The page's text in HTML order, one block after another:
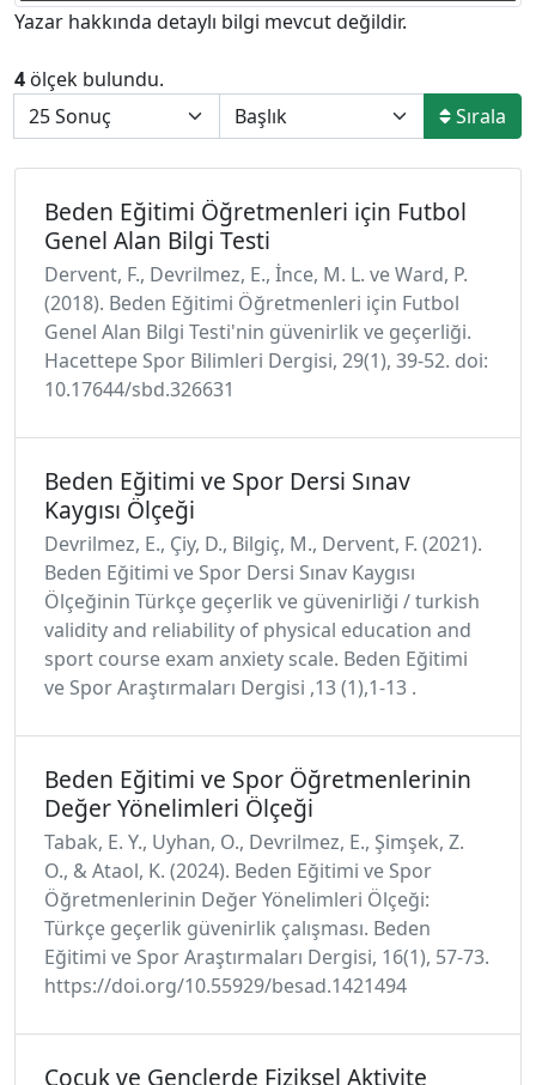
Yazar hakkında detaylı bilgi mevcut değildir.
4 ölçek bulundu.
Sırala
Beden Eğitimi Öğretmenleri için Futbol
Genel Alan Bilgi Testi
Dervent, F., Devrilmez, E., İnce, M. L. ve Ward, P.
(2018). Beden Eğitimi Öğretmenleri için Futbol
Genel Alan Bilgi Testi'nin güvenirlik ve geçerliği.
Hacettepe Spor Bilimleri Dergisi, 29(1), 39-52. doi:
10.17644/sbd.326631
Beden Eğitimi ve Spor Dersi Sınav
Kaygısı Ölçeği
Devrilmez, E., Çiy, D., Bilgiç, M., Dervent, F. (2021).
Beden Eğitimi ve Spor Dersi Sınav Kaygısı
Ölçeğinin Türkçe geçerlik ve güvenirliği / turkish
validity and reliability of physical education and
sport course exam anxiety scale. Beden Eğitimi
ve Spor Araştırmaları Dergisi ,13 (1),1-13 .
Beden Eğitimi ve Spor Öğretmenlerinin
Değer Yönelimleri Ölçeği
Tabak, E. Y., Uyhan, O., Devrilmez, E., Şimşek, Z.
O., & Ataol, K. (2024). Beden Eğitimi ve Spor
Öğretmenlerinin Değer Yönelimleri Ölçeği:
Türkçe geçerlik güvenirlik çalışması. Beden
Eğitimi ve Spor Araştırmaları Dergisi, 16(1), 57-73.
https://doi.org/10.55929/besad.1421494
Çocuk ve Gençlerde Fiziksel Aktivite